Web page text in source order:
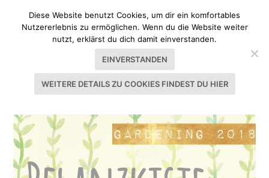
SCHLAGWORT:DIE FOLIE
Diese Website benutzt Cookies, um dir ein komfortables
Nutzererlebnis zu ermöglichen. Wenn du die Website weiter
nutzt, erklärst du dich damit einverstanden.
EINVERSTANDEN
WEITERE DETAILS ZU COOKIES FINDEST DU HIER